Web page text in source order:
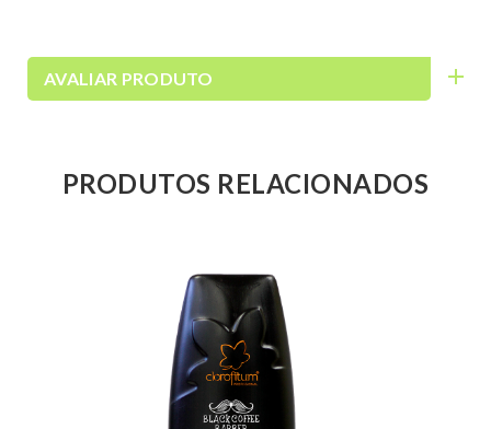
AVALIAR PRODUTO
PRODUTOS RELACIONADOS